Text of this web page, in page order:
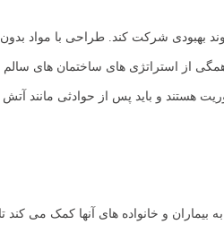
روند بهبودی شرکت کند. طراحی با
از استراتژی های ساختمان های سالم
هستند و باید پس از حوادثی مانند
و خانواده های آنها کمک می کند